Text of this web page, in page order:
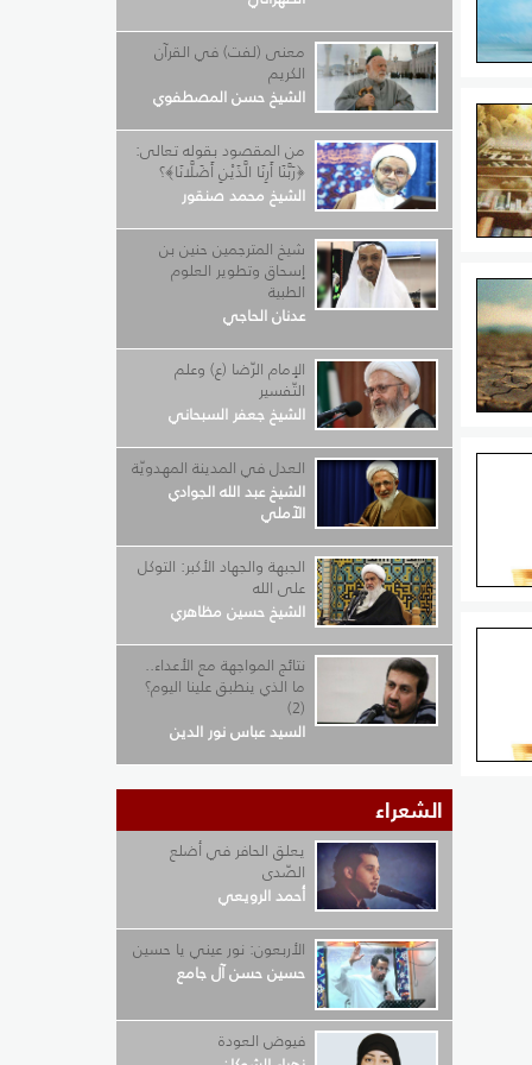
أن
حتّى
تنزل
معنى (لفت) في القرآن
الكريم
الشيخ حسن المصطفوي
من المقصود بقوله تعالى:
﴿رَبَّنَا أَرِنَا الَّذَيْنِ أَضَلَّانَا﴾؟
الشيخ محمد صنقور
شيخ المترجمين حنين بن
إسحاق وتطوير العلوم
الطبية
عدنان الحاجي
الإمام الرّضا (ع) وعلم
التّفسير
الشيخ جعفر السبحاني
العدل في المدينة المهدويّة
الشيخ عبد الله الجوادي
الآملي
الجبهة والجهاد الأكبر: التوكل
على الله
الشيخ حسين مظاهري
نتائج المواجهة مع الأعداء..
ما الذي ينطبق علينا اليوم؟
(2)
السيد عباس نور الدين
الشعراء
يعلق الحافر في أضلع
الصّدى
أحمد الرويعي
الأربعون: نور عيني يا حسين
حسين حسن آل جامع
فيوض العودة